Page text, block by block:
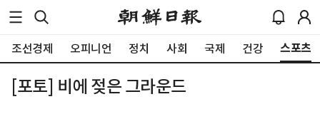
조선경제 오피니언 정치 사회 국제 건강 스포츠
[포토] 비에 젖은 그라운드